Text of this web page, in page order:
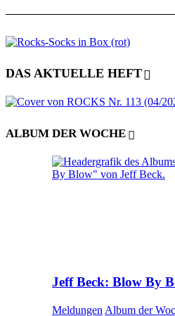
DAS AKTUELLE HEFT
ALBUM DER WOCHE
Jeff Beck: Blow By
Meldungen Album der